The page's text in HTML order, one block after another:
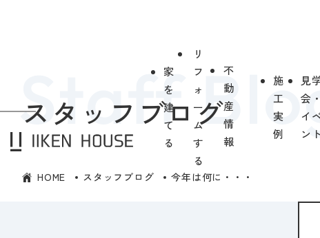
家
を
建
て
る
リ
フ
ォ
ー
ム
す
る
不
動
産
情
報
施
工
実
例
見
会・
イ
ント
スタッフブログ
HOME スタッフブログ 今年は何に・・・